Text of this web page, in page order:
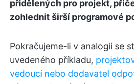
přidělených pro projekt,
zohlednit širší programové
Pokračujeme-li v analogii se
uvedeného příkladu,
vedoucí nebo dodavatel